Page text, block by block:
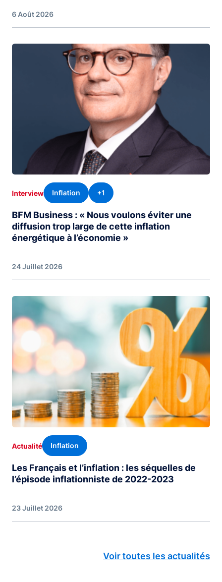
6 Août 2026
Image
Interview Inflation +1
BFM Business : « Nous voulons éviter une
diffusion trop large de cette inflation
énergétique à l’économie »
24 Juillet 2026
Image
Actualité Inflation
Les Français et l’inflation : les séquelles de
l’épisode inflationniste de 2022-2023
23 Juillet 2026
Voir toutes les actualités